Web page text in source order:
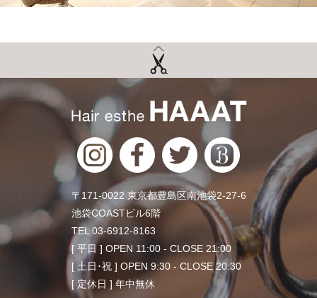
〒171-0022 東京都豊島区南池袋2-27-6
池袋COASTビル6階
TEL 03-6912-8163
[ 平日 ] OPEN 11:00 - CLOSE 21:00
[ 土日･祝 ] OPEN 9:30 - CLOSE 20:30
[ 定休日 ] 年中無休